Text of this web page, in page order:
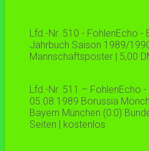
Lfd.-Nr. 510 - FohlenEcho -
Jahrbuch Saison 1989/
Mannschaftsposter | 5,00
Lfd.-Nr. 511 – FohlenEcho
05.08.1989 Borussia
Bayern München (0:0)
Seiten | kostenlos